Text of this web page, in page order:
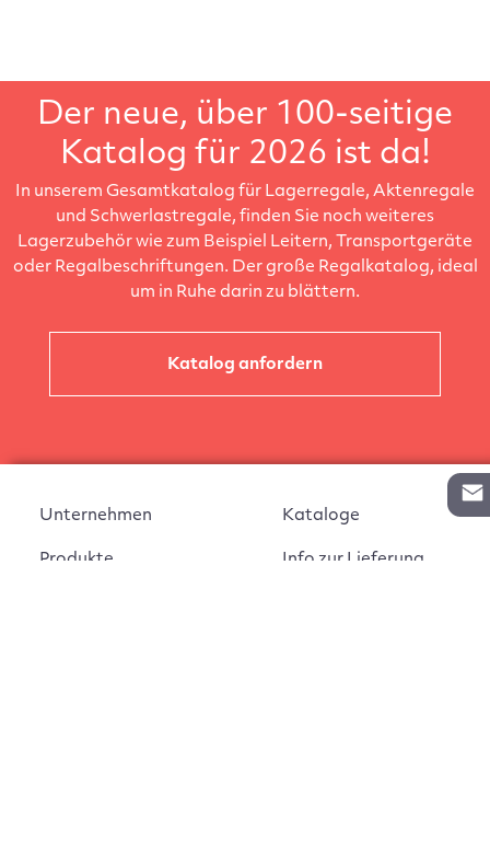
Der neue, über 100-seitige
Katalog für 2026 ist da!
In unserem Gesamtkatalog für Lagerregale, Aktenregale
und Schwerlastregale, finden Sie noch weiteres
Lagerzubehör wie zum Beispiel Leitern, Transportgeräte
oder Regalbeschriftungen. Der große Regalkatalog, ideal
um in Ruhe darin zu blättern.
Katalog anfordern
Unternehmen
Produkte
Kataloge
Info zur Lieferung